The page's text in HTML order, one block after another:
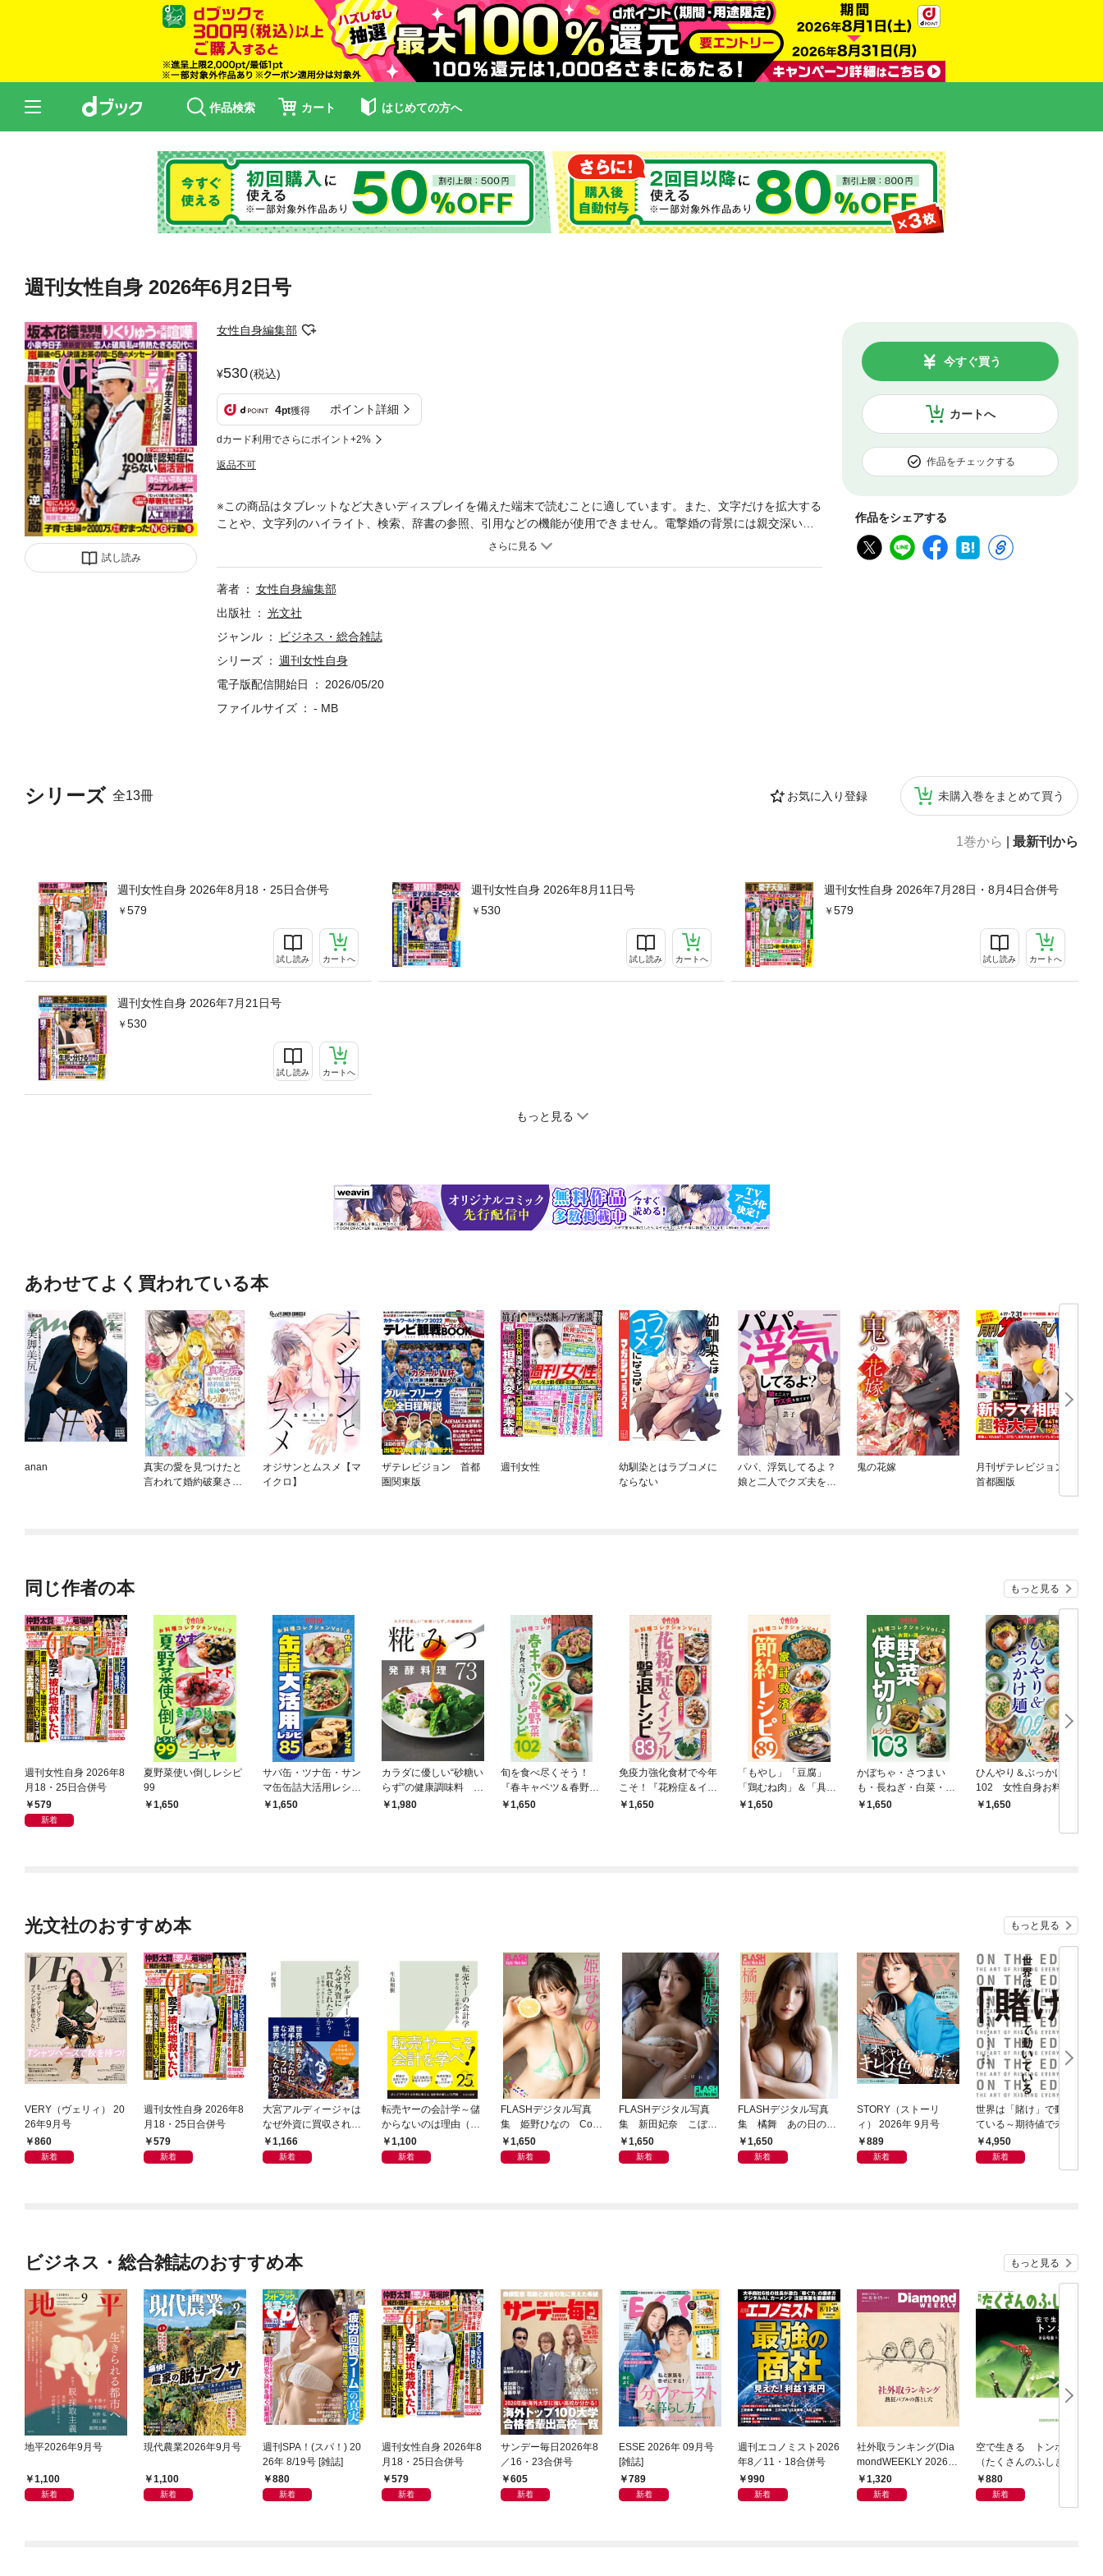
作品検索 カート はじめての方へ
週刊女性自身 2026年6月2日号
試し読み
女性自身編集部
530(税込)
4pt獲得 ポイント詳細
dカード利用でさらにポイント+2%
返品不可
カートへ
今すぐ買う
作品をチェックする
作品をシェアする
シリーズ 全13冊 お気に入り登録 未購入巻をまとめて買う
1巻から 最新刊から
週刊女性自身 2026年8月18・25日合併号
579
試し読み カートへ
週刊女性自身 2026年8月11日号
530
試し読み カートへ
週刊女性自身 2026年7月28日・8月4日合併号
579
試し読み カートへ
週刊女性自身 2026年7月21日号
530
試し読み カートへ
もっと見る
※この商品はタブレットなど大きいディスプレイを備えた端末で読むことに適しています。また、文字だけを拡大する
ことや、文字列のハイライト、検索、辞書の参照、引用などの機能が使用できません。電撃婚の背景には親交深いペ
アの影響が。本誌だけが知る人工関節手術の最前線も要チェック！全国の女性の「見たい！知りたい！」に応え続け
誌”です。 多くの女性から愛されて半世紀。これからも女性のために価値ある情報を発信します！※デジタル版は紙
の雑誌と掲載内容が一部異なる場合がございます。※デジタル版には、ポストカードなどの付録は付きません。※デジ
著者
女性自身編集部
出版社
光文社
ジャンル
ビジネス・総合雑誌
シリーズ
週刊女性自身
電子版配信開始日
2026/05/20
ファイルサイズ
- MB
あわせてよく買われている本
anan
真実の愛を見つけたと
言われて婚約破棄され
オジサンとムスメ【マ
イクロ】
ザテレビジョン 首都
圏関東版
週刊女性
幼馴染とはラブコメに
ならない
パパ、浮気してるよ？
娘と二人でクズ夫を捨
鬼の花嫁
月刊ザテレビジョン
首都圏版
同じ作者の本 もっと見る
週刊女性自身 2026年8
月18・25日合併号
579
新着
夏野菜使い倒しレシピ
99
1,650
サバ缶・ツナ缶・サン
マ缶缶詰大活用レシピ
851,650
カラダに優しい“砂糖い
らず”の健康調味料 糀
（こうじ）みつ発酵料
1,980
旬を食べ尽くそう！
『春キャベツ＆春野菜
レシピ102』
1,650
免疫力強化食材で今年
こそ！『花粉症＆イン
フル撃退レシピ83』
1,650
「もやし」「豆腐」
「鶏むね肉」＆「具１
つ炊き込みご飯」で節
1,650
かぼちゃ・さつまい
も・長ねぎ・白菜・大
根お買い得野菜 使い切
1,650
ひんやり＆ぶっかけ麺
102 女性自身お料理
コレクション vol.1
1,650
光文社のおすすめ本 もっと見る
VERY（ヴェリィ） 20
26年9月号
860
新着
週刊女性自身 2026年8
月18・25日合併号
579
新着
大宮アルディージャは
なぜ外資に買収された
のか？～日本サッカー
とスポーツビジネスに
1,166
新着
転売ヤーの会計学～儲
からないのは理由（わ
け）がある～
1,100
新着
FLASHデジタル写真
集 姫野ひなの Colo
rful Summer
1,650
新着
FLASHデジタル写真
集 新田妃奈 こぼれ
る1,650
新着
FLASHデジタル写真
集 橘舞 あの日の続
き1,650
新着
STORY（ストーリ
ィ） 2026年 9月号
889
新着
世界は「賭け」で動い
ている～期待値で未来
を読むリスクテイカー
たちの思考法～
4,950
新着
ビジネス・総合雑誌のおすすめ本 もっと見る
地平2026年9月号
1,100
新着
現代農業2026年9月号
1,100
新着
週刊SPA！(スパ！) 20
26年 8/19号 [雑誌]
880
新着
週刊女性自身 2026年8
月18・25日合併号
579
新着
サンデー毎日2026年8
／16・23合併号
605
新着
ESSE 2026年 09月号
[雑誌]
789
新着
週刊エコノミスト2026
年8／11・18合併号
990
新着
社外取ランキング(Dia
mondWEEKLY 2026年
8/8・15合併号)
1,320
新着
空で生きる トンボ
（たくさんのふしぎ20
26年9月号）
880
新着